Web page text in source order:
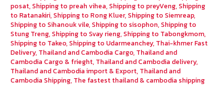
posat, Shipping to preah vihea, Shipping to preyVeng, Shipping
to Ratanakiri, Shipping to Rong Kluer, Shipping to Siemreap,
Shipping to Sihanouk vile, Shipping to sisophon, Shipping to
Stung Treng, Shipping to Svay rieng, Shipping to Tabongkmom,
Shipping to Takeo, Shipping to Udarmeanchey, Thai-khmer Fast
Delivery, Thailand and Cambodia Cargo, Thailand and
Cambodia Cargo & frieght, Thailand and Cambodia delivery,
Thailand and Cambodia import & Export, Thailand and
Cambodia Shipping, The fastest thailand & cambodia shipping